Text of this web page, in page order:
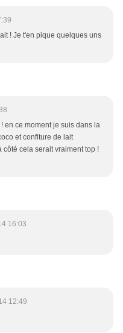
! Je t'en pique quelques uns
en ce moment je suis dans la
et confiture de lait
côté cela serait vraiment top !
16:03
12:49